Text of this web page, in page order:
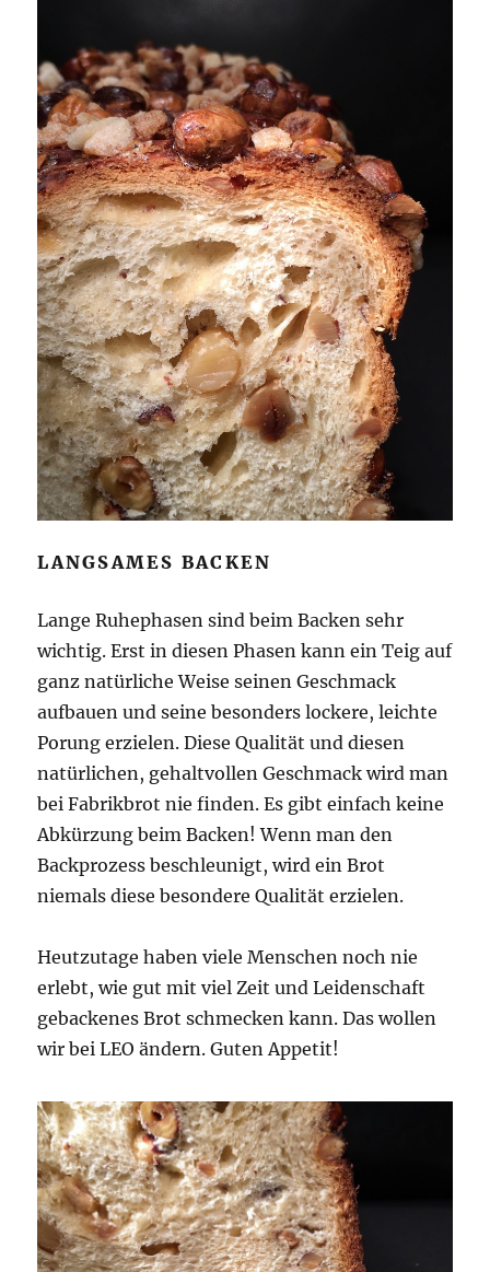
LANGSAMES BACKEN
Lange Ruhephasen sind beim Backen sehr
wichtig. Erst in diesen Phasen kann ein Teig auf
ganz natürliche Weise seinen Geschmack
aufbauen und seine besonders lockere, leichte
Porung erzielen. Diese Qualität und diesen
natürlichen, gehaltvollen Geschmack wird man
bei Fabrikbrot nie finden. Es gibt einfach keine
Abkürzung beim Backen! Wenn man den
Backprozess beschleunigt, wird ein Brot
niemals diese besondere Qualität erzielen.
Heutzutage haben viele Menschen noch nie
erlebt, wie gut mit viel Zeit und Leidenschaft
gebackenes Brot schmecken kann. Das wollen
wir bei LEO ändern. Guten Appetit!